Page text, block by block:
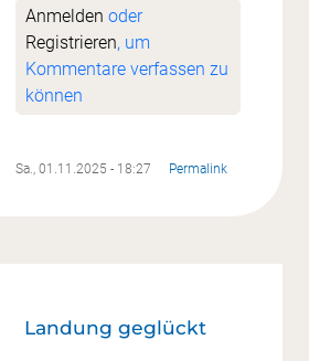
Anmelden oder
Registrieren, um
Kommentare verfassen zu
können
Sa., 01.11.2025 - 18:27 Permalink
Landung geglückt